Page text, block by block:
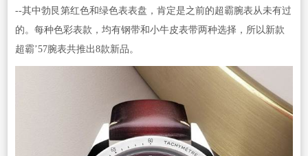
--其中勃艮第红色和绿色表表盘，肯定是之前的超霸腕表从未有过
的。每种色彩表款，均有钢带和小牛皮表带两种选择，所以新款
超霸’57腕表共推出8款新品。